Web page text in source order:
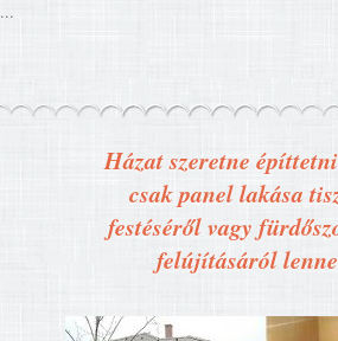
...
Házat szeretne
csak panel lakása
festéséről vagy
felújításáról